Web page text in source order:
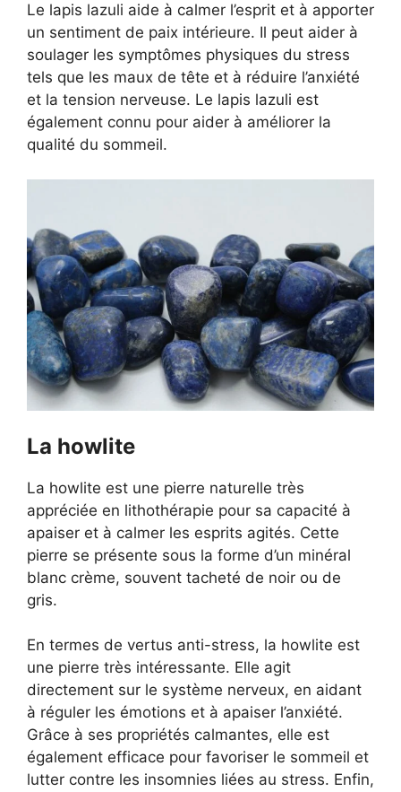
Le lapis lazuli aide à calmer l’esprit et à apporter
un sentiment de paix intérieure. Il peut aider à
soulager les symptômes physiques du stress
tels que les maux de tête et à réduire l’anxiété
et la tension nerveuse. Le lapis lazuli est
également connu pour aider à améliorer la
qualité du sommeil.
La howlite
La howlite est une pierre naturelle très
appréciée en lithothérapie pour sa capacité à
apaiser et à calmer les esprits agités. Cette
pierre se présente sous la forme d’un minéral
blanc crème, souvent tacheté de noir ou de
gris.
En termes de vertus anti-stress, la howlite est
une pierre très intéressante. Elle agit
directement sur le système nerveux, en aidant
à réguler les émotions et à apaiser l’anxiété.
Grâce à ses propriétés calmantes, elle est
également efficace pour favoriser le sommeil et
lutter contre les insomnies liées au stress. Enfin,